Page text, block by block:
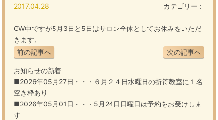
カテゴリー：
2017.04.28
GW中ですが5月3日と5日はサロン全体としてお休みをいただ
きます。
次の記事へ
前の記事へ
お知らせの新着
■2026年05月27日・・・ ６月２４日水曜日の折符教室に１名
空き枠あり
■2026年05月01日・・・ 5月24日日曜日は予約をお受けしま
す